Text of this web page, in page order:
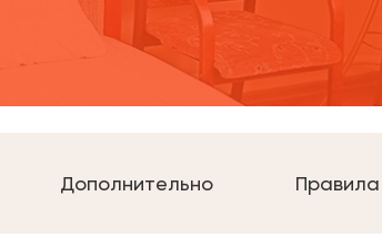
Дополнительно Правила